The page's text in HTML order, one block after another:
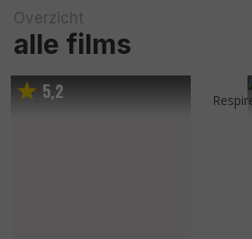
Overzicht
alle films
5,2